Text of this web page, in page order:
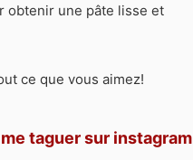
obtenir une pâte lisse et
ce que vous aimez!
taguer sur instagram